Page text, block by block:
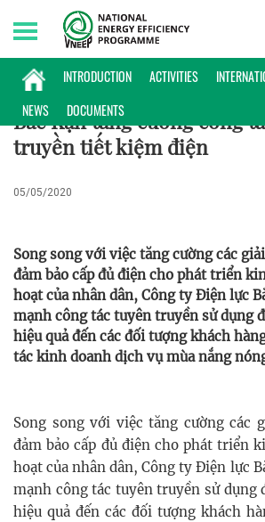
INTRODUCTION ACTIVITIES
NEWS
DOCUMENTS
Sunday, 09/08/2026 | 05:04 GMT+7
HOẠT ĐỘNG
Bắc Kạn tăng cường công
truyền tiết kiệm điện
05/05/2020
Song song với việc tăng cường các
đảm bảo cấp đủ điện cho phát triển
hoạt của nhân dân, Công ty Điện lực
mạnh công tác tuyên truyền sử dụng
hiệu quả đến các đối tượng khách
tác kinh doanh dịch vụ mùa nắng
Song song với việc tăng cường các
đảm bảo cấp đủ điện cho phát triển
hoạt của nhân dân, Công ty Điện lực
mạnh công tác tuyên truyền sử dụng
hiệu quả đến các đối tượng khách